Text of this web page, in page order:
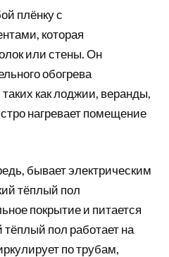
плёнку с
которая
или стены. Он
обогрева
как лоджии, веранды,
нагревает помещение
бывает электрическим
тёплый пол
покрытие и питается
тёплый пол работает на
по трубам,